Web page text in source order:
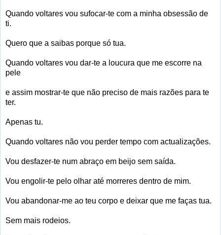
Quando voltares vou sufocar-te com a minha obsessão de
ti.
Quero que a saibas porque só tua.
Quando voltares vou dar-te a loucura que me escorre na
pele
e assim mostrar-te que não preciso de mais razões para te
ter.
Apenas tu.
Quando voltares não vou perder tempo com actualizações.
Vou desfazer-te num abraço em beijo sem saída.
Vou engolir-te pelo olhar até morreres dentro de mim.
Vou abandonar-me ao teu corpo e deixar que me faças tua.
Sem mais rodeios.